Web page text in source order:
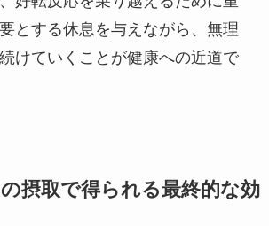
とする休息を与えながら、無理
けていくことが健康への近道で
摂取で得られる最終的な効